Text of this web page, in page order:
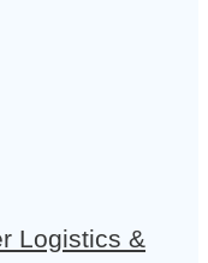
Logistics &